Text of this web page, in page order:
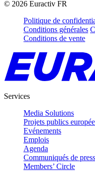
© 2026 Euractiv FR
Politique de
Conditions générales
Conditions de vente
Services
Media Solutions
Projets publics
Evénements
Emplois
Agenda
Communiqués de
Members’ Circle